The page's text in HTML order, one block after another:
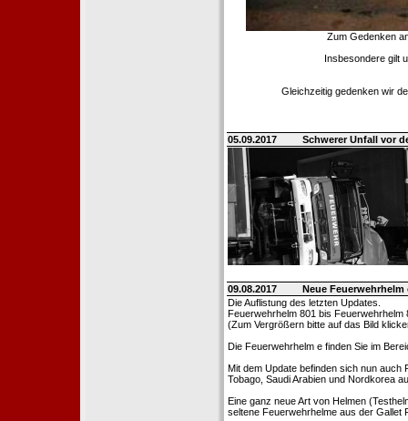
Zum Gedenken
Insbesondere gilt
Gleichzeitig gedenken wir
05.09.2017 Schwerer Unfall vor
09.08.2017
Neue
Die Auflistung des letzten Updates.
Feuerwehrhelm 801 bis Feuerwehrhelm
(Zum Vergrößern bitte auf das Bild
Die Feuerwehrhelm e finden Sie im
Mit dem Update befinden sich nun auch
Tobago, Saudi Arabien und Nordkorea
Eine ganz neue Art von Helmen
seltene Feuerwehrhelme aus der Gallet